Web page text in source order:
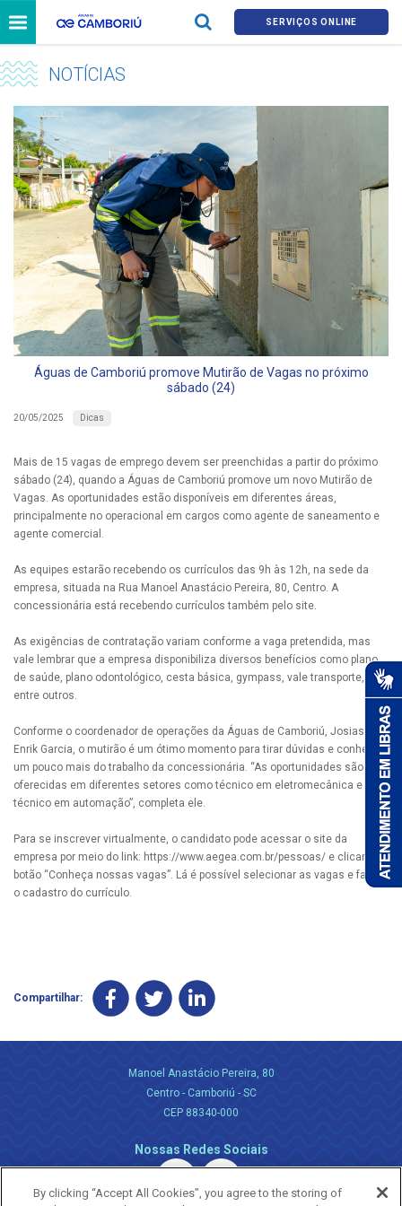
SERVIÇOS ONLINE
NOTÍCIAS
Águas de Camboriú promove Mutirão de Vagas no próximo
sábado (24)
20/05/2025 Dicas
Mais de 15 vagas de emprego devem ser preenchidas a partir do próximo
sábado (24), quando a Águas de Camboriú promove um novo Mutirão de
Vagas. As oportunidades estão disponíveis em diferentes áreas,
principalmente no operacional em cargos como agente de saneamento e
agente comercial.
As equipes estarão recebendo os currículos das 9h às 12h, na sede da
empresa, situada na Rua Manoel Anastácio Pereira, 80, Centro. A
concessionária está recebendo currículos também pelo site.
As exigências de contratação variam conforme a vaga pretendida, mas
vale lembrar que a empresa disponibiliza diversos benefícios como plano
de saúde, plano odontológico, cesta básica, gympass, vale transporte,
entre outros.
Conforme o coordenador de operações da Águas de Camboriú, Josias
Enrik Garcia, o mutirão é um ótimo momento para tirar dúvidas e conhecer
um pouco mais do trabalho da concessionária. “As oportunidades são
oferecidas em diferentes setores como técnico em eletromecânica e
técnico em automação”, completa ele.
Para se inscrever virtualmente, o candidato pode acessar o site da
empresa por meio do link: https://www.aegea.com.br/pessoas/ e clicar no
botão “Conheça nossas vagas”. Lá é possível selecionar as vagas e fazer
o cadastro do currículo.
Compartilhar:
Manoel Anastácio Pereira, 80
Centro - Camboriú - SC
CEP 88340-000
Nossas Redes Sociais
By clicking “Accept All Cookies”, you agree to the storing of